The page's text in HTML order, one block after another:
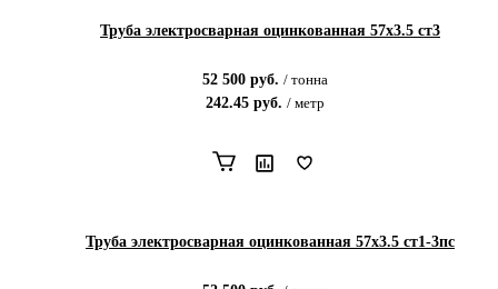
Труба электросварная оцинкованная 57х3.5 ст3
52 500руб. / тонна
242.45руб. / метр
Труба электросварная оцинкованная 57х3.5 ст1-3пс